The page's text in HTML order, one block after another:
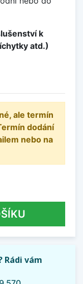
k
atd.)
ale termín
dodání
nebo na
Rádi vám